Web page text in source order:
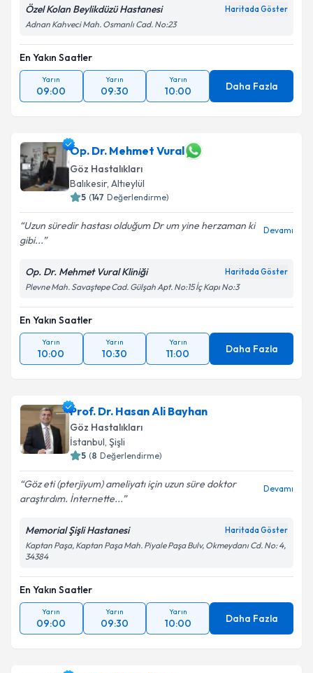
Özel Kolan Beylikdüzü Hastanesi Haritada Göster
Adnan Kahveci Mah. Osmanlı Cad. No:23
En Yakın Saatler
Yarın
09:00
Yarın
09:30
Yarın
10:00 Daha Fazla
Op. Dr. Mehmet Vural
Göz Hastalıkları
Balıkesir, Altıeylül
5 (147 Değerlendirme)
Uzun süredir hastası olduğum Dr um yine herzaman ki
gibi...
Devamı
Op. Dr. Mehmet Vural Kliniği Haritada Göster
Plevne Mah. Savaştepe Cad. Gülşah Apt. No:15 İç Kapı No:3
En Yakın Saatler
Yarın
10:00
Yarın
10:30
Yarın
11:00 Daha Fazla
Prof. Dr. Hasan Ali Bayhan
Göz Hastalıkları
İstanbul, Şişli
5 (8 Değerlendirme)
Göz eti (pterjiyum) ameliyatı için uzun süre doktor
araştırdım. İnternette...
Devamı
Memorial Şişli Hastanesi Haritada Göster
Kaptan Paşa, Kaptan Paşa Mah. Piyale Paşa Bulv, Okmeydanı Cd. No: 4,
34384
En Yakın Saatler
Yarın
09:00
Yarın
09:30
Yarın
10:00 Daha Fazla